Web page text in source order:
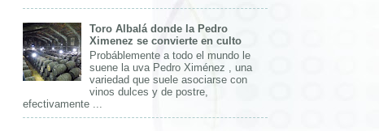
Toro Albalá donde la Pedro
Ximenez se convierte en culto
Probáblemente a todo el mundo le
suene la uva Pedro Ximénez , una
variedad que suele asociarse con
vinos dulces y de postre,
efectivamente ...